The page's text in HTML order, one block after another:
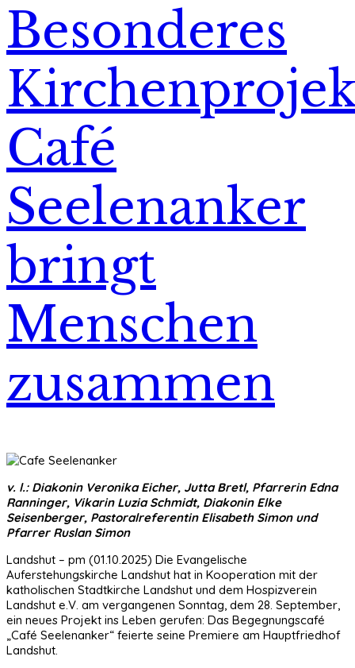
Besonderes
Café
Seelenanker
bringt
Menschen
zusammen
v. l.: Diakonin Veronika Eicher, Jutta Bretl, Pfarrerin Edna
Ranninger, Vikarin Luzia Schmidt, Diakonin Elke
Seisenberger, Pastoralreferentin Elisabeth Simon und
Pfarrer Ruslan Simon
Landshut – pm (01.10.2025) Die Evangelische
Auferstehungskirche Landshut hat in Kooperation mit der
katholischen Stadtkirche Landshut und dem Hospizverein
Landshut e.V. am vergangenen Sonntag, dem 28. September,
ein neues Projekt ins Leben gerufen: Das Begegnungscafé
„Café Seelenanker“ feierte seine Premiere am Hauptfriedhof
Landshut.